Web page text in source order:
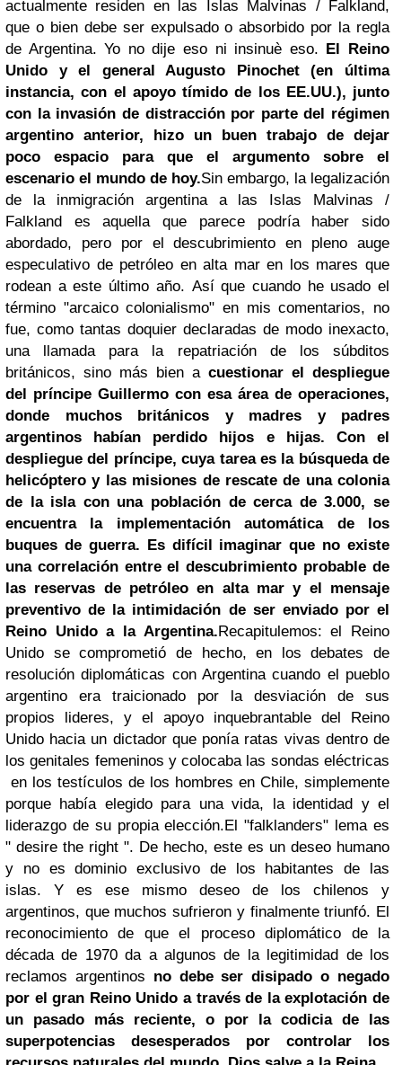
actualmente residen en las Islas Malvinas / Falkland,
que o bien debe ser expulsado o absorbido por la regla
de Argentina.Yo no dije eso ni insinuè eso. El Reino
Unido y el generalAugusto Pinochet(en última
instancia, con el apoyo tímido de los EE.UU.), junto
con la invasión de distracción por parte del régimen
argentino anterior, hizo un buen trabajo de dejar
poco espacio para que el argumento sobre el
escenario el mundo de hoy.Sin embargo, la legalización
de la inmigración argentina a las Islas Malvinas /
Falkland es aquella que parece podría haber sido
abordado, pero por el descubrimiento en pleno auge
especulativo de petróleo en alta maren los mares que
rodean a este último año. Así que cuando he usado el
término "arcaico colonialismo" en mis comentarios, no
fue, como tantas doquier declaradas de modo inexacto,
una llamada para la repatriación de los súbditos
británicos, sino más bien a cuestionar el despliegue
del príncipe Guillermo con esa área de operaciones,
donde muchos británicos y madres y padres
argentinos habían perdido hijos e hijas. Con el
despliegue del príncipe, cuya tarea es la búsqueda de
helicóptero y las misiones de rescate de una colonia
de la isla con una población de cerca de 3.000, se
encuentra la implementación automática de los
buques de guerra. Es difícil imaginar que no existe
una correlación entre el descubrimiento probable de
las reservas de petróleo en alta mar y el mensaje
preventivo de la intimidación de ser enviado por el
Reino Unido a la Argentina.Recapitulemos: el Reino
Unido se comprometió de hecho, en los debates de
resolución diplomáticas con Argentina cuando el pueblo
argentino era traicionado por la desviación de sus
propios lideres, y el apoyo inquebrantable del Reino
Unido hacia un dictador que ponía ratas vivas dentro de
los genitales femeninos y colocaba las sondas eléctricas
en los testículos de los hombres en Chile, simplemente
porque había elegido para una vida, la identidad y el
liderazgo de su propia elección.El "falklanders" lema es
" desire the right ". De hecho, este es un deseo humano
y no es dominio exclusivo de los habitantes de las
islas. Y es ese mismo deseo de los chilenos y
argentinos, que muchos sufrieron y finalmente triunfó. El
reconocimiento de que el proceso diplomático de la
década de 1970 da a algunos de la legitimidad de los
reclamos argentinos no debe ser disipado o negado
por el gran Reino Unido a través de la explotación de
un pasado más reciente, o por la codicia de las
superpotencias desesperados por controlar los